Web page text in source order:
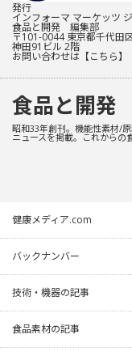
発行
インフォーマ マーケッツ
食品と開発 編集部
〒101-0044 東京都千代田
神田91ビル 2階
お問い合わせは 【こちら】
食品と開発
昭和33年創刊。機能性素材/
ニュースを掲載。これからの
健康メディア.com
バックナンバー
技術・機器の記事
食品素材の記事